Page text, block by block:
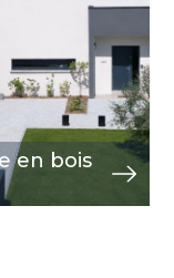
en bois